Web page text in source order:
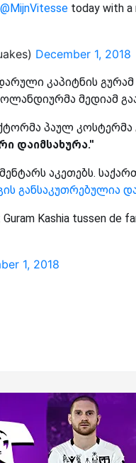
@MijnVitesse today with a
December 1, 2018
კაპიტნის
მედიამ
პაულ კოსტერმა
დაიმსახურა.''
აკეთებს.
განსაკუთრებულია
Kashia tussen de
1, 2018